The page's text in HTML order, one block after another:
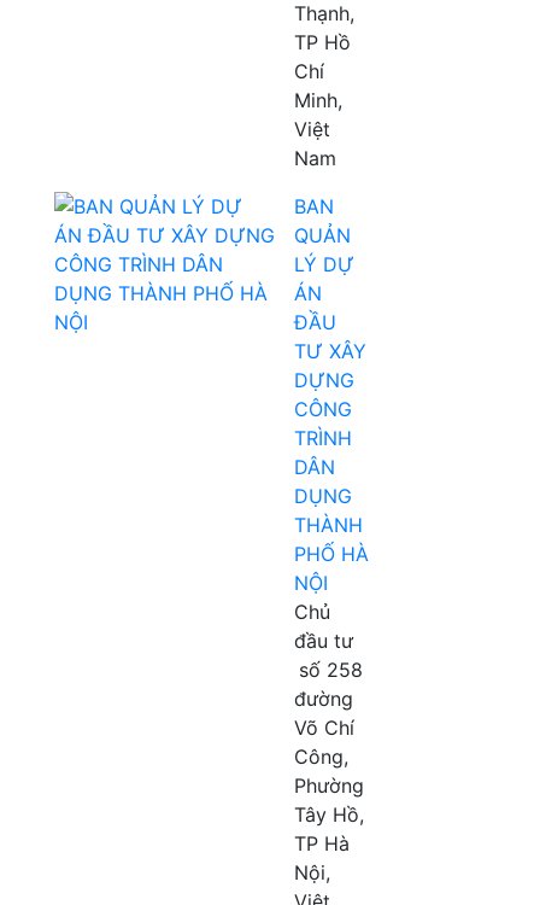
Thạnh,
TP Hồ
Chí
Minh,
Việt
Nam
BAN
QUẢN
LÝ DỰ
ÁN
ĐẦU
TƯ XÂY
DỰNG
CÔNG
TRÌNH
DÂN
DỤNG
THÀNH
PHỐ HÀ
NỘI
Chủ
đầu tư
số 258
đường
Võ Chí
Công,
Phường
Tây Hồ,
TP Hà
Nội,